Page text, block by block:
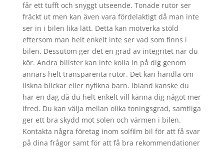
får ett tufft och snyggt utseende. Tonade rutor ser
fräckt ut men kan även vara fördelaktigt då man inte
ser in i bilen lika lätt. Detta kan motverka stöld
eftersom man helt enkelt inte ser vad som finns i
bilen. Dessutom ger det en grad av integritet när du
kör. Andra bilister kan inte kolla in på dig genom
annars helt transparenta rutor. Det kan handla om
ilskna blickar eller nyfikna barn. Ibland kanske du
har en dag då du helt enkelt vill känna dig något mer
ifred. Du kan välja mellan olika toningsgrad, samtliga
ger ett bra skydd mot solen och värmen i bilen.
Kontakta några företag inom solfilm bil för att få svar
på dina frågor samt för att få bra rekommendationer